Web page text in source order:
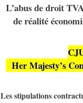
L’abus de droit
de réalité
Her Majesty’s
Les stipulations